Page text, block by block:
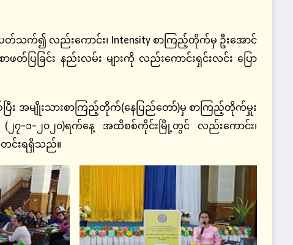
သက်၍ လည်းကောင်း၊ Intensity စာကြည့်တိုက်မှ ဦးအောင်
ခြင်း နည်းလမ်း များကို လည်းကောင်းရှင်းလင်း ပြော
အမျိုးသားစာကြည့်တိုက်(နေပြည်တော်)မှ စာကြည့်တိုက်မှူး
(၂၇-၁-၂၀၂၀)ရက်နေ့ အထိစစ်ကိုင်းမြို့တွင် လည်းကောင်း၊
တင်းရရှိသည်။